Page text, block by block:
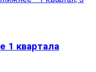
1 квартала